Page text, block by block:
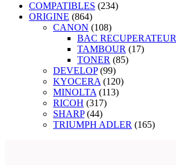
COMPATIBLES (234)
ORIGINE (864)
CANON (108)
BAC RECUPERATEUR
TAMBOUR (17)
TONER (85)
DEVELOP (99)
KYOCERA (120)
MINOLTA (113)
RICOH (317)
SHARP (44)
TRIUMPH ADLER (165)